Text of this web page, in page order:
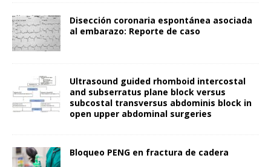
Disección coronaria espontánea asociada
al embarazo: Reporte de caso
Ultrasound guided rhomboid intercostal
and subserratus plane block versus
subcostal transversus abdominis block in
open upper abdominal surgeries
Bloqueo PENG en fractura de cadera